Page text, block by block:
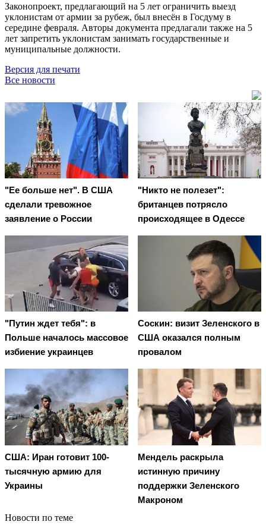
Законопроект, предлагающий на 5 лет ограничить выезд
уклонистам от армии за рубеж, был внесён в Госдуму в
середине февраля. Авторы документа предлагали также на 5
лет запретить уклонистам занимать государственные и
муниципальные должности.
Версия для печати
Все новости
"Ее больше нет". В США
сделали тревожное
заявление о России
"Никто не полезет":
британцев потрясло
происходящее в Одессе
"Путин ждет тебя": в
Польше началось массовое
избиение украинцев
Соскин: визит Зеленского в
США оказался полным
провалом
США: Иран готовит 100-
тысячную армию для
Украины
Мендель раскрыла
истинную причину
поддержки Зеленского
Макроном
Новости по теме